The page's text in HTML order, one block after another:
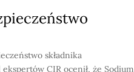
składnika
ekspertów CIR ocenił, że